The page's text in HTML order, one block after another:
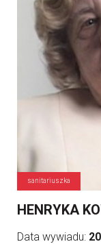
sanitariuszka
HENRYKA
Data wywiadu: